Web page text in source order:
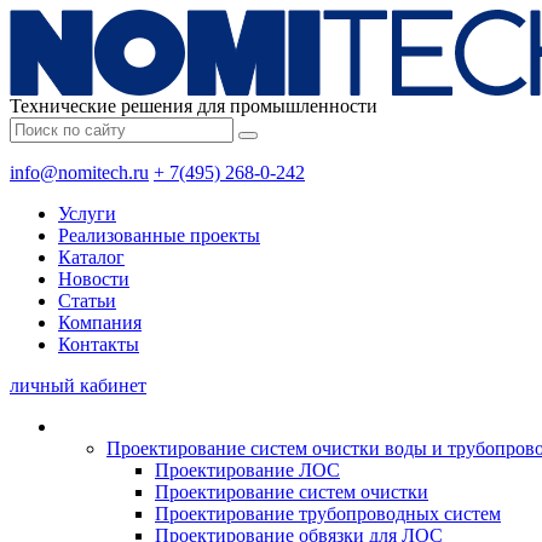
Технические решения для промышленности
info@nomitech.ru + 7(495) 268-0-242
Услуги
Реализованные проекты
Каталог
Новости
Статьи
Компания
Контакты
личный кабинет
Проектирование систем очистки воды и
Проектирование ЛОС
Проектирование систем очистки
Проектирование трубопроводных систем
Проектирование обвязки для ЛОС